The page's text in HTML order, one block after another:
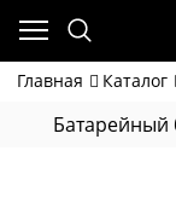
Главная Каталог
Батарейный